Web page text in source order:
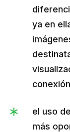
ya en
el uso
más